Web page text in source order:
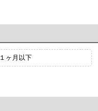
１ヶ月以下